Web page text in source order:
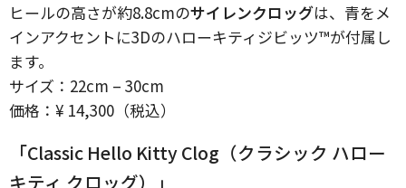
ヒールの高さが約8.8cmのサイレンクロッグは、青をメ
インアクセントに3Dのハローキティジビッツ™︎が付属し
ます。
サイズ：22cm – 30cm
価格：¥ 14,300（税込）
「Classic Hello Kitty Clog（クラシック ハロー
キティ クロッグ）」